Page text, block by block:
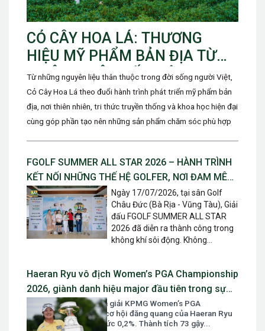
CỎ CÂY HOA LÁ: THƯƠNG
HIỆU MỸ PHẨM BẢN ĐỊA TỪ
THIÊN NHIÊN ĐẤT VIỆT
Từ những nguyên liệu thân thuộc trong đời sống người Việt,
Cỏ Cây Hoa Lá theo đuổi hành trình phát triển mỹ phẩm bản
địa, nơi thiên nhiên, tri thức truyền thống và khoa học hiện đại
cùng góp phần tạo nên những sản phẩm chăm sóc phù hợp
FGOLF SUMMER ALL STAR 2026 – HÀNH TRÌNH
KẾT NỐI NHỮNG THẾ HỆ GOLFER, NƠI ĐAM MÊ
ĐƯỢC TIẾP NỐI VÀ TỎA SÁNGNgày 17/07/2026, tại sân Golf
Châu Đức (Bà Rịa - Vũng Tàu), Giải
đấu FGOLF SUMMER ALL STAR
2026 đã diễn ra thành công trong
không khí sôi động. Không...
Haeran Ryu vô địch Women’s PGA Championship
2026, giành danh hiệu major đầu tiên trong sự
nghiệp
Sau vòng mở màn của giải KPMG Women’s PGA
Championship 2026, cơ hội đăng quang của Haeran Ryu
chỉ được dự đoán ở mức 0,2%. Thành tích 73 gậy...